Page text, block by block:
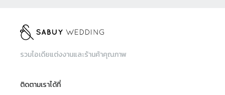
รวมไอเดียแต่งงานและร้านค้าคุณภาพ
ติดตามเราได้ที่